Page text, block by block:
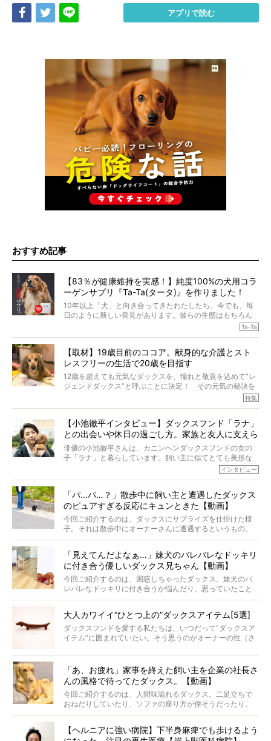
Share Tweet アプリで読む
おすすめ記事
【83％が健康維持を実感！】純度100%の犬用コラ
ーゲンサプリ『Ta-Ta(タータ)』を作りました！
10年以上「犬」と向き合ってきたわたしたち。今でも、毎
日のように新しい発見があります。彼らの生態はもちろん
のこと、「食事」に関することも同じです。昔の犬は25年
代の犬の食事は“ある重要な栄養”が不足しがちになっている
というのです。
それを効率よくおぎなってくれるのが、コラーゲン！ そ
こでわたしたちは、純度100%の犬用コラーゲンサプリ
『Ta-Ta(タータ)』を作りました！
愛犬家の83％が「健康維持を実感した」と評判のTa-Ta(タ
か届きますように。
Ta-Ta
【取材】19歳目前のココア。献身的な介護とスト
レスフリーの生活で20歳を目指す
12歳を超えても元気なダックスを、憧れと敬意を込めて“レ
ジェンドダックス”と呼ぶことに決定！ その元気の秘訣を
オーナーさんに伺うのが、特集『レジェンドダックスの肖
く」というオーナーさんのポリシーのもと、甘やかさずに
育てられ、18歳になるまで定期検査すらしたことがなかっ
たというココアくん。果たしてその長生きの秘訣とは。
特集
【小池徹平インタビュー】ダックスフンド「ラナ」
との出会いや休日の過ごし方。家族と友人に支えら
れてー
俳優の小池徹平さんは、カニンヘンダックスフンドの女の
子「ラナ」と暮らしています。飼い主に似てとても美形な
ラナは、現在８才。小池さんのインスタグラムでは、ラナ
ケメンから愛されているラナは、去年の誕生日に小池さん
からプレゼントしてもらったハーネスをつけて撮影に参加
してくれました。
インタビュー
「パ…パ…？」散歩中に飼い主と遭遇したダックス
のピュアすぎる反応にキュンときた【動画】
今回ご紹介するのは、ダックスにサプライズを仕掛けた様
子。それは散歩中にオーナーさんに遭遇するというもの。
戸惑って歩きを止めたり、すぐに気付いて追いかけたり、
「見えてんだよなぁ…」妹犬のバレバレなドッキリ
に付き合う優しいダックス兄ちゃん【動画】
今回ご紹介するのは、困惑しちゃったダックス。妹犬のバ
レバレなドッキリに付き合うか悩んだり、思っていたこと
と違う事態に陥ったり。そんなお悩み全開なダックスの様
大人カワイイ“ひとつ上の”ダックスアイテム[5選]
ダックスフンドを愛する私たちは、いつだって“ダックスア
イテム”に囲まれていたい。そう思うのがオーナーの性（さ
ムをご紹介。
「あ、お疲れ」家事を終えた飼い主を企業の社長さ
んの風格で待ってたダックス。【動画】
今回ご紹介するのは、人間味溢れるダックス。二足立ちで
おねだりしていたり、ソファの座り方が偉そうだったり。
今にも言葉を発しそうなダックスの姿は、もう人間にしか
【ヘルニアに強い病院】下半身麻痺でも歩けるよう